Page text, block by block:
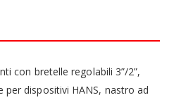
con bretelle regolabili 3”/2”,
dispositivi HANS, nastro ad